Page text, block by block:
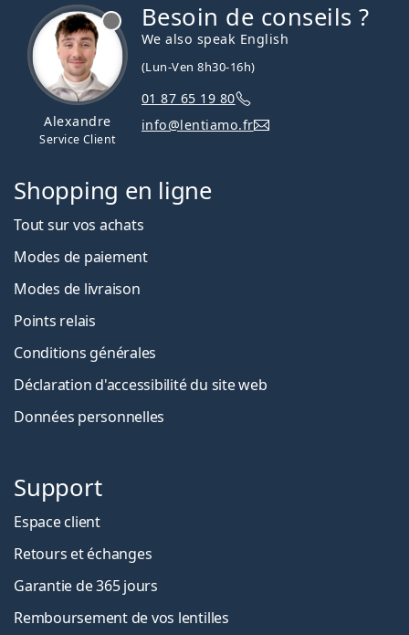
Alexandre
Service Client
Besoin de conseils ?
We also speak English
(Lun-Ven 8h30-16h)
01 87 65 19 80
info@lentiamo.fr
Shopping en ligne
Tout sur vos achats
Modes de paiement
Modes de livraison
Points relais
Conditions générales
Déclaration d'accessibilité du site web
Données personnelles
Support
Espace client
Retours et échanges
Garantie de 365 jours
Remboursement de vos lentilles